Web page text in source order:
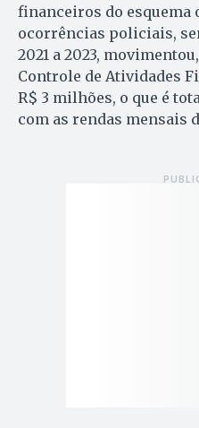
financeiros do esquema
ocorrências policiais,
2021 a 2023,
Controle de Atividades
R$ 3 milhões, o que é
com as rendas mensais